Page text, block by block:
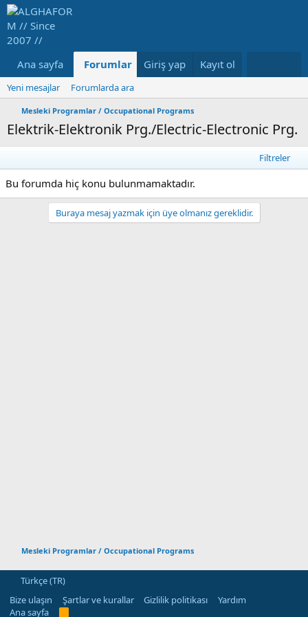
Ana sayfa Forumlar Neler yeni Medya
Giriş yap Kayıt ol
Yeni mesajlar Forumlarda ara
Mesleki Programlar / Occupational Programs
Elektrik-Elektronik Prg./Electric-Electronic Prg.
Filtreler
Bu forumda hiç konu bulunmamaktadır.
Buraya mesaj yazmak için üye olmanız gereklidir.
Mesleki Programlar / Occupational Programs
Türkçe (TR)
Bize ulaşın
Şartlar ve kurallar Gizlilik politikası
Yardım
Ana sayfa
R